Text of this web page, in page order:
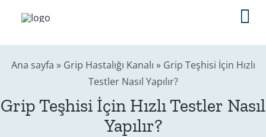
Anasayfa
Sağlık Rehberi
Ana sayfa » Grip Hastalığı Kanalı » Grip Teşhisi İçin Hızlı
Testler Nasıl Yapılır?
Grip Teşhisi İçin Hızlı Testler Nasıl
Yapılır?